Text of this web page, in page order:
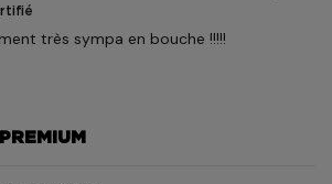
très sympa en bouche !!!!!